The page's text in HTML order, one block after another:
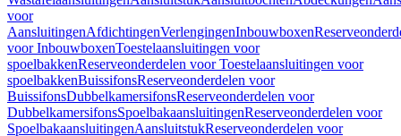
voor
AansluitingenAfdichtingenVerlengingenInbouwboxen
voor InbouwboxenToestelaansluitingen voor
spoelbakkenReserveonderdelen voor Toestelaansluitingen voor
spoelbakkenBuissifonsReserveonderdelen voor
BuissifonsDubbelkamersifonsReserveonderdelen voor
DubbelkamersifonsSpoelbakaansluitingenReserveonderdelen voor
SpoelbakaansluitingenAansluitstukReserveonderdelen voor